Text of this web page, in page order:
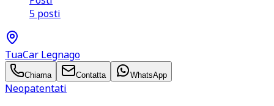
5 posti
TuaCar Legnago
Chiama Contatta WhatsApp
Neopatentati